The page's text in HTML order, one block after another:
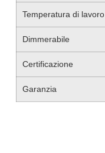
Temperatura di lavoro
Dimmerabile
Certificazione
Garanzia